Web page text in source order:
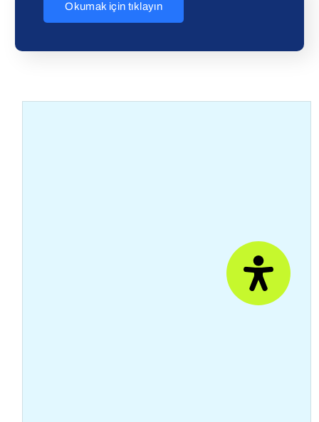
Okumak için tıklayın